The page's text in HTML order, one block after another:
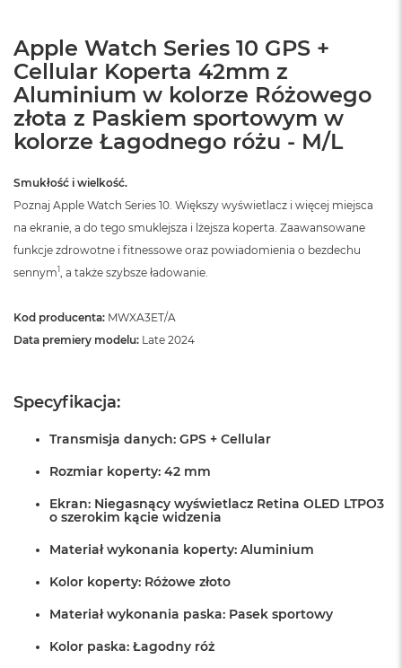
Apple Watch Series 10 GPS +
Cellular Koperta 42mm z
Aluminium w kolorze Różowego
złota z Paskiem sportowym w
kolorze Łagodnego różu - M/L
Smukłość i wielkość.
Poznaj Apple Watch Series 10. Większy wyświetlacz i więcej miejsca
na ekranie, a do tego smuklejsza i lżejsza koperta. Zaawansowane
funkcje zdrowotne i fitnessowe oraz powiadomienia o bezdechu
sennym1 , a także szybsze ładowanie.
Kod producenta: MWXA3ET/A
Data premiery modelu: Late 2024
Specyfikacja:
Transmisja danych: GPS + Cellular
Rozmiar koperty: 42 mm
Ekran: Niegasnący wyświetlacz Retina OLED LTPO3
o szerokim kącie widzenia
Materiał wykonania koperty: Aluminium
Kolor koperty: Różowe złoto
Materiał wykonania paska: Pasek sportowy
Kolor paska: Łagodny róż